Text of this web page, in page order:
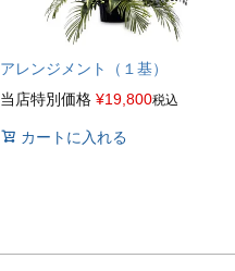
アレンジメント（１基）
当店特別価格 ¥19,800税込
カートに入れる